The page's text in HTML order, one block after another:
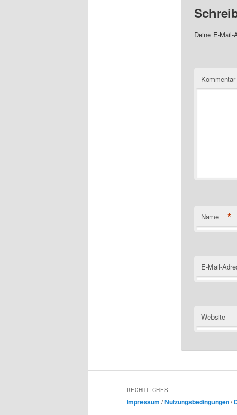
Deine E-
Kommentar
Name *
E-Mail-
Website
RECHTLICHES
Impressum /Nutzungsbedingungen/